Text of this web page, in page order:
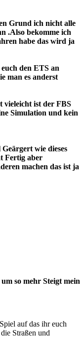
Grund ich nicht alle
.Also bekomme ich
habe das wird ja
den ETS an
man es anderst
vieleicht ist der FBS
Simulation und kein
wie dieses
Fertig aber
machen das ist ja
so mehr Steigt mein
auf das ihr euch
Straßen und